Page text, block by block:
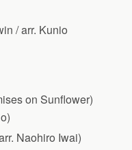
/ arr. Kunio
on Sunflower)
Naohiro Iwai)